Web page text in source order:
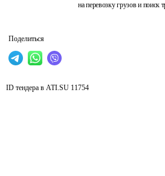
на перевозку грузов и поиск
Поделиться
ID тендера в ATI.SU 11754